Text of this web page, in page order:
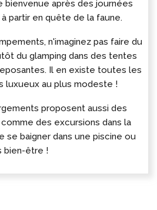
après des journées
partir en quête de la faune.
n'imaginez pas faire du
du glamping dans des tentes
Il en existe toutes les
luxueux au plus modeste !
proposent aussi des
des excursions dans la
se baigner dans une piscine ou
bien-être !